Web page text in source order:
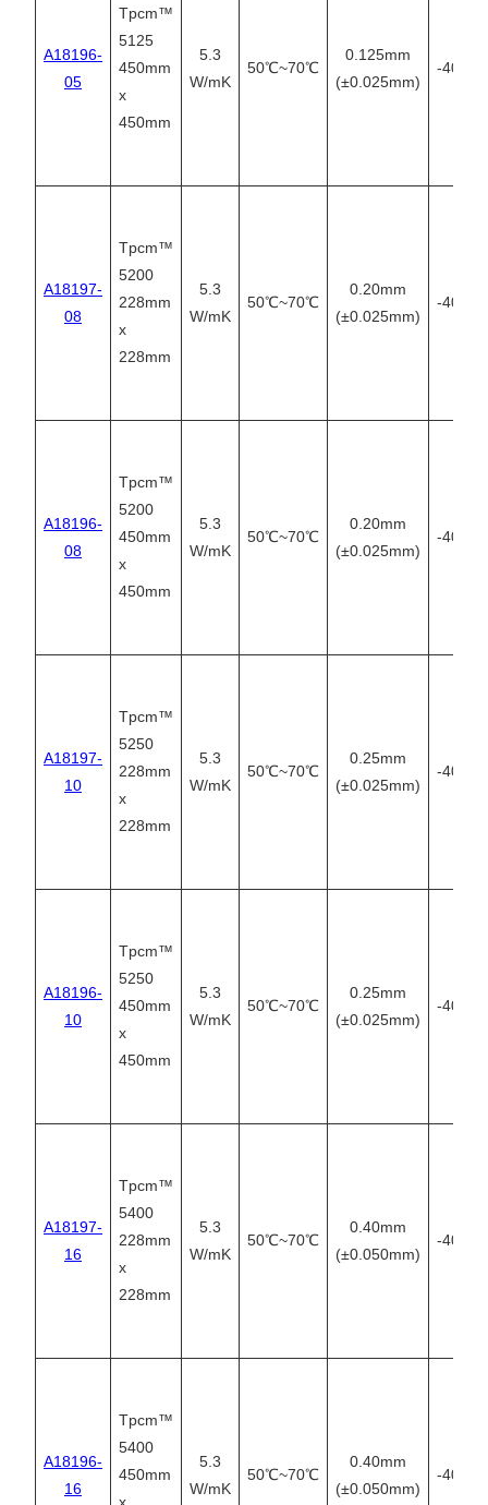
A18196-
05
Tpcm™
5125
450mm
x
450mm
5.3
W/mK
50℃~70℃
0.125mm
(±0.025mm)
-
A18197-
08
Tpcm™
5200
228mm
x
228mm
5.3
W/mK
50℃~70℃
0.20mm
(±0.025mm)
-
A18196-
08
Tpcm™
5200
450mm
x
450mm
5.3
W/mK
50℃~70℃
0.20mm
(±0.025mm)
-
A18197-
10
Tpcm™
5250
228mm
x
228mm
5.3
W/mK
50℃~70℃
0.25mm
(±0.025mm)
-
A18196-
10
Tpcm™
5250
450mm
x
450mm
5.3
W/mK
50℃~70℃
0.25mm
(±0.025mm)
-
A18197-
16
Tpcm™
5400
228mm
x
228mm
5.3
W/mK
50℃~70℃
0.40mm
(±0.050mm)
-
A18196-
16
Tpcm™
5400
450mm
5.3
W/mK
50℃~70℃
0.40mm
(±0.050mm)
-